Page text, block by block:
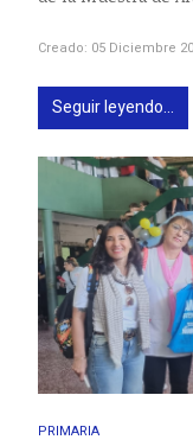
Creado: 05 Diciembre
Seguir leyendo...
PRIMARIA